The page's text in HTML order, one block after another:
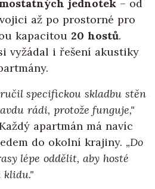
jednotek – od
až po prostorné pro
kapacitou 20 hostů.
vyžádal i řešení akustiky
specifickou skladbu stěn
rádi, protože funguje,"
apartmán má navíc
do okolní krajiny. „Do
lépe oddělit, aby hosté
klidu."